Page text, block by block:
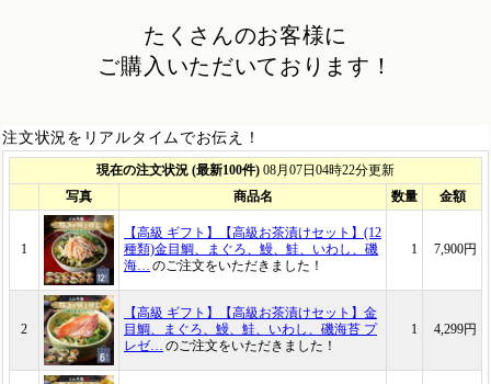
たくさんのお客様に
ご購入いただいております！
注文状況をリアルタイムでお伝え！